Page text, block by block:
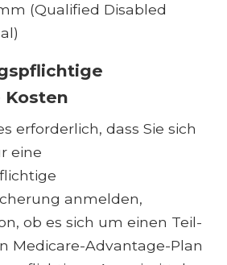
(Qualified Disabled
Kosten
erforderlich, dass Sie sich
eine
anmelden,
ob es sich um einen Teil-
Medicare-Advantage-Plan